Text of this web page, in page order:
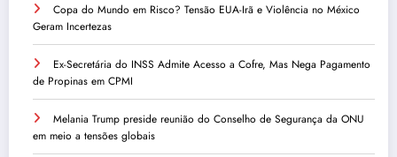
Copa do Mundo em Risco? Tensão EUA-Irã e Violência no México
Geram Incertezas
Ex-Secretária do INSS Admite Acesso a Cofre, Mas Nega Pagamento
de Propinas em CPMI
Melania Trump preside reunião do Conselho de Segurança da ONU
em meio a tensões globais